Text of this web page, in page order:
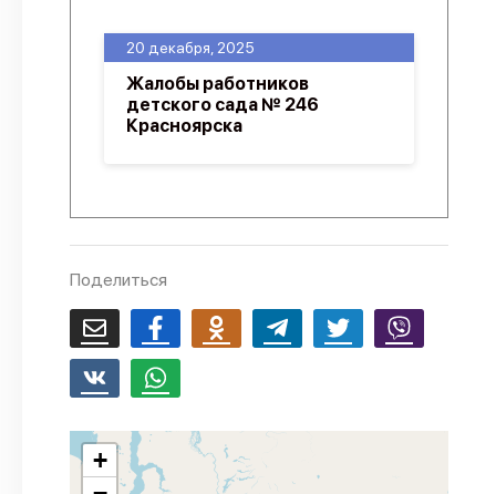
20 декабря, 2025
Жалобы работников
детского сада № 246
Красноярска
Поделиться
+